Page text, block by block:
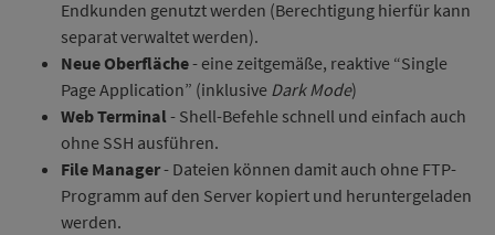
Endkunden genutzt werden (Berechtigung hierfür kann
separat verwaltet werden).
Neue Oberfläche- eine zeitgemäße, reaktive “Single
Page Application” (inklusive Dark Mode)
Web Terminal - Shell-Befehle schnell und einfach auch
ohne SSH ausführen.
File Manager- Dateien können damit auch ohne FTP-
Programm auf den Server kopiert und heruntergeladen
werden.